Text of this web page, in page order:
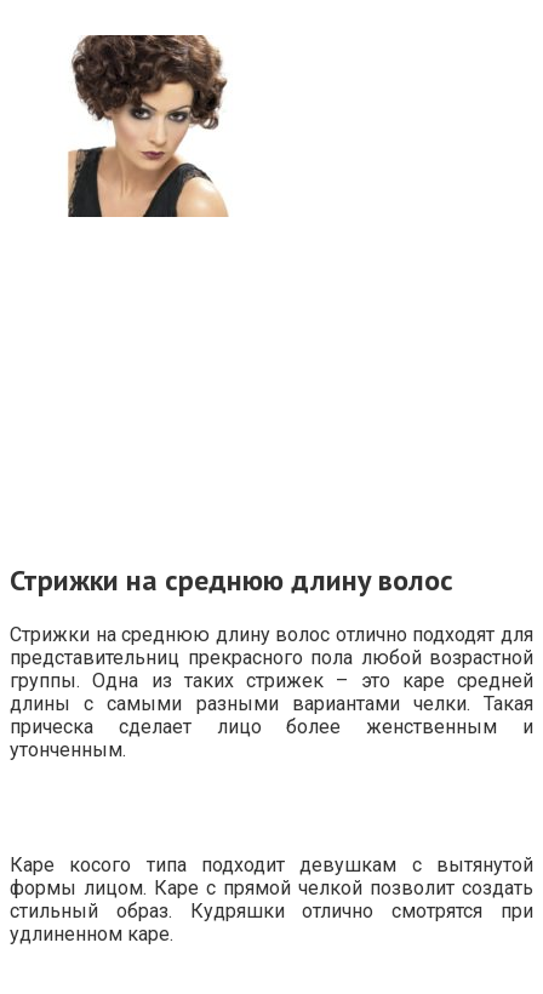
Стрижки на среднюю длину волос
Стрижки на среднюю длину волос отлично подходят для
представительниц прекрасного пола любой возрастной
группы. Одна из таких стрижек – это каре средней
длины с самыми разными вариантами челки. Такая
прическа сделает лицо более женственным и
утонченным.
Каре косого типа подходит девушкам с вытянутой
формы лицом. Каре с прямой челкой позволит создать
стильный образ. Кудряшки отлично смотрятся при
удлиненном каре.